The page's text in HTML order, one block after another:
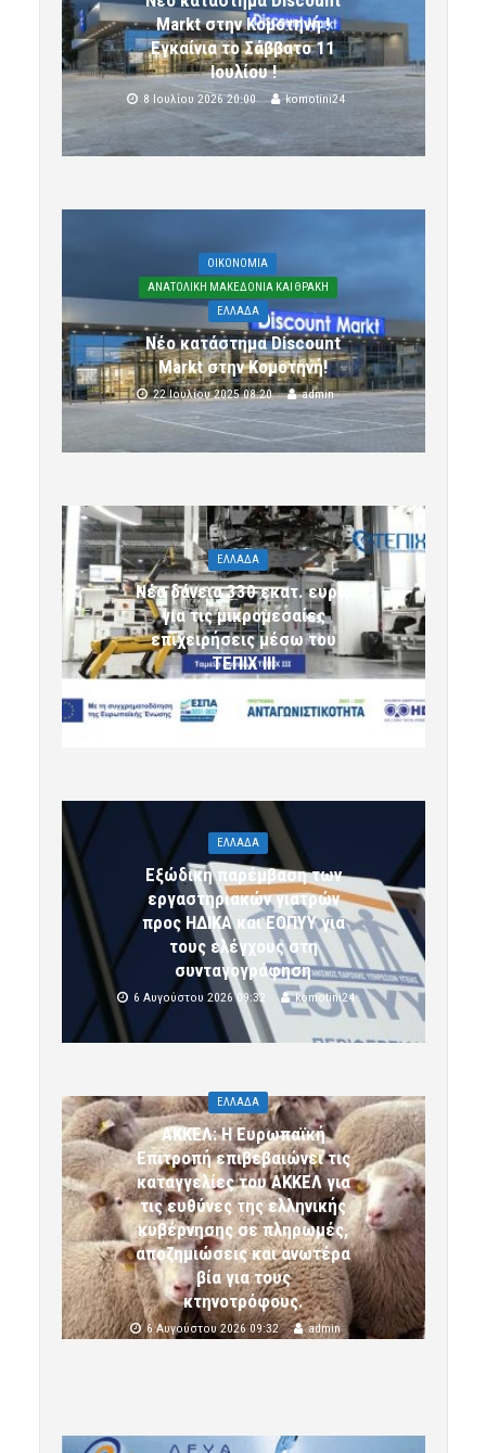
Markt στην Κομοτηνή !
Εγκαίνια το Σάββατο 11
Ιουλίου !
8 Ιουλίου 2026 20:00 komotini24
OIKONOMIA
ΑΝΑΤΟΛΙΚΗ ΜΑΚΕΔΟΝΙΑ ΚΑΙ ΘΡΑΚΗ
ΕΛΛΑΔΑ
Νέο κατάστημα Discount
Markt στην Κομοτηνή!
22 Ιουλίου 2025 08:20 admin
ΕΛΛΑΔΑ
Νέα δάνεια 330 εκατ. ευρώ
για τις μικρομεσαίες
επιχειρήσεις μέσω του
ΤΕΠΙΧ ΙΙΙ
ΕΛΛΑΔΑ
Εξώδικη παρέμβαση των
εργαστηριακών γιατρών
προς ΗΔΙΚΑ και ΕΟΠΥΥ για
τους ελέγχους στη
συνταγογράφηση
6 Αυγούστου 2026 09:32 komotini24
ΕΛΛΑΔΑ
ΑΚΚΕΛ: Η Ευρωπαϊκή
Επιτροπή επιβεβαιώνει τις
καταγγελίες του ΑΚΚΕΛ για
τις ευθύνες της ελληνικής
κυβέρνησης σε πληρωμές,
αποζημιώσεις και ανωτέρα
βία για τους
κτηνοτρόφους.
6 Αυγούστου 2026 09:32 admin